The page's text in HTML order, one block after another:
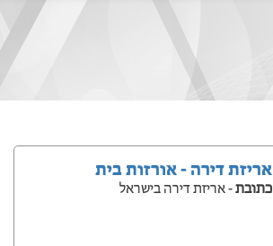
אריזת דירה - אורזות בית
כתובת- אריזת דירה בישראל